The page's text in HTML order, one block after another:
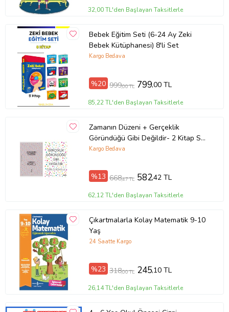
32,00 TL'den Başlayan Taksitlerle
Bebek Eğitim Seti (6-24 Ay Zeki
Bebek Kütüphanesi) 8'li Set
Kargo Bedava
%20 999,00 TL 799,00 TL
85,22 TL'den Başlayan Taksitlerle
Zamanın Düzeni + Gerçeklik
Göründüğü Gibi Değildir- 2 Kitap Set
- Iş Bankası Özel Set Zamanın
Kargo Bedava
%13 668,47 TL 582,42 TL
62,12 TL'den Başlayan Taksitlerle
Çıkartmalarla Kolay Matematik 9-10
Yaş
24 Saatte Kargo
%23 318,00 TL 245,10 TL
26,14 TL'den Başlayan Taksitlerle